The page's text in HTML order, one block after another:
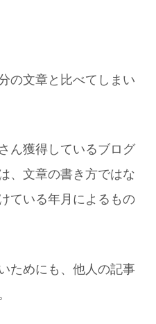
の文章と比べてしまい
ん獲得しているブログ
、文章の書き方ではな
ている年月によるもの
ためにも、他人の記事